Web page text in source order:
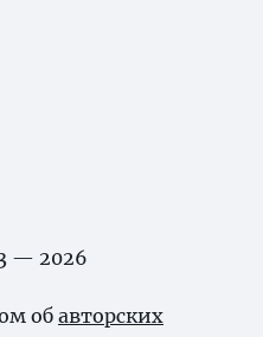
— 2026
об авторских